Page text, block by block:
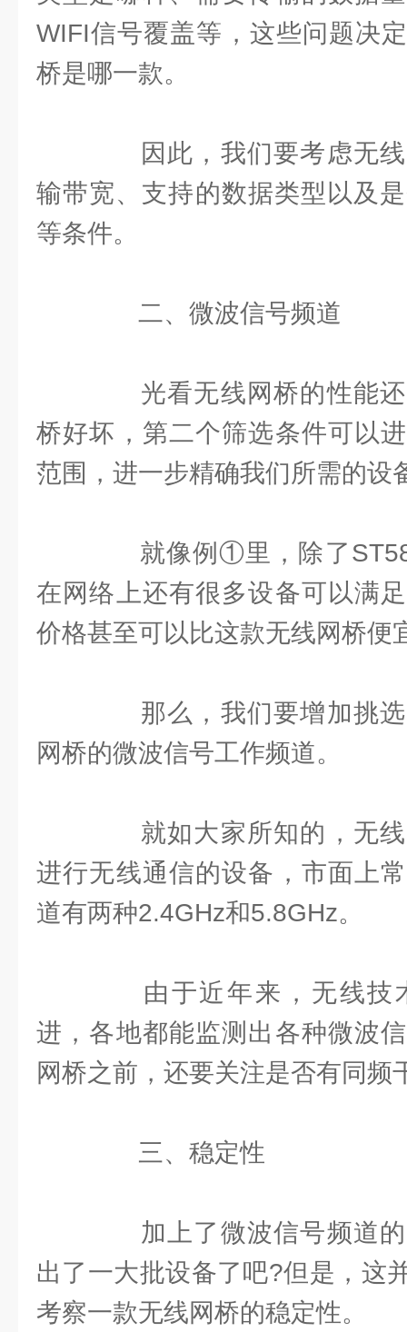
WIFI信号覆盖等，这些问题决
桥是哪一款。
因此，我们要考虑无线
输带宽、支持的数据类型以及
等条件。
二、微波信号频道
光看无线网桥的性能还
桥好坏，第二个筛选条件可以
范围，进一步精确我们所需的设
就像例①里，除了
在网络上还有很多设备可以满
价格甚至可以比这款无线网桥便
那么，我们要增加挑选
网桥的微波信号工作频道。
就如大家所知的，无线
进行无线通信的设备，市面上
道有两种2.4GHz和5.8GHz。
由于近年来，无线技
进，各地都能监测出各种微波
网桥之前，还要关注是否有同频
三、稳定性
加上了微波信号频道的
出了一大批设备了吧?但是，这
考察一款无线网桥的稳定性。